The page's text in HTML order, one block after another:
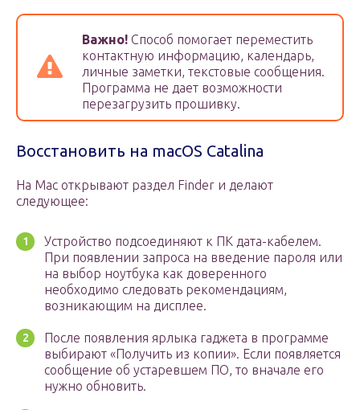
Важно! Способ помогает переместить
контактную информацию, календарь,
личные заметки, текстовые сообщения.
Программа не дает возможности
перезагрузить прошивку.
Восстановить на macOS Catalina
На Mac открывают раздел Finder и делают
следующее:
Устройство подсоединяют к ПК дата-кабелем.
При появлении запроса на введение пароля или
на выбор ноутбука как доверенного
необходимо следовать рекомендациям,
возникающим на дисплее.
После появления ярлыка гаджета в программе
выбирают «Получить из копии». Если появляется
сообщение об устаревшем ПО, то вначале его
нужно обновить.